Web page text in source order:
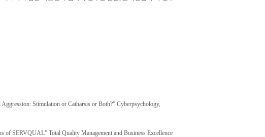
Stimulation or Catharsis or Both?” Cyberpsychology,
SERVQUAL” Total Quality Management and Business Excellence